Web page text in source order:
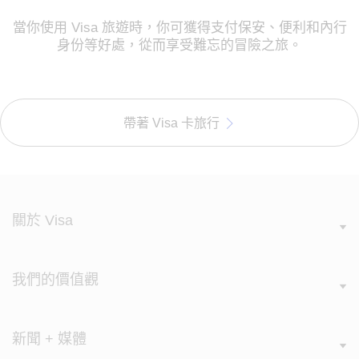
當你使用 Visa 旅遊時，你可獲得支付保安、便利和內行
身份等好處，從而享受難忘的冒險之旅。
帶著 Visa 卡旅行
關於 Visa
我們的價值觀
新聞 + 媒體